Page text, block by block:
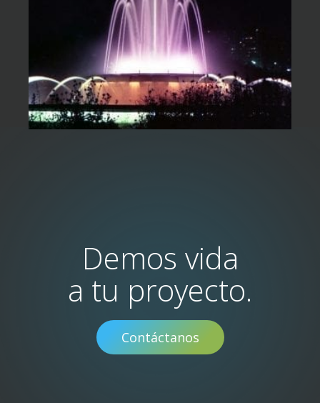
Demos vida
a tu proyecto.
Contáctanos